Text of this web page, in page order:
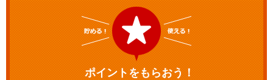
ポイントをもらおう！